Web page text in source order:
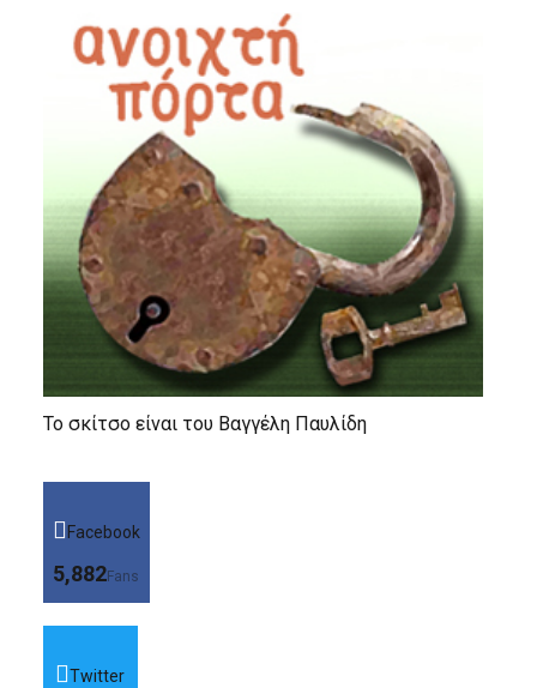
Το σκίτσο είναι του Βαγγέλη Παυλίδη
Facebook
5,882Fans
Twitter